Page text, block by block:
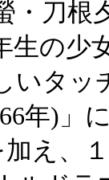
・刀
生の少
いタ
年)」
え、